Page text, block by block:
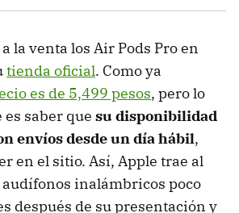
la venta los Air Pods Pro en
tienda oficial. Como ya
es de 5,499 pesos, pero lo
saber que su disponibilidad
envíos desde un día hábil,
en el sitio. Así, Apple trae al
inalámbricos poco
después de su presentación y